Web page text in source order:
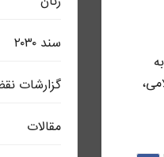
سند ٢٠٣٠
گزارشات
مقالات